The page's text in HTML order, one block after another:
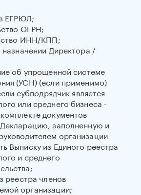
ЕГРЮЛ;
ОГРН;
ИНН/КПП;
Директора /
об упрощенной системе
(УСН) (если применимо)
субподрядчик является
или среднего бизнеса -
документов
заполненную и
организации
Выписку из Единого реестра
и среднего
реестра членов
организации;